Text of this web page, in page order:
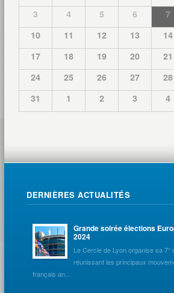
3
4 5 6 7
10
11 12 13 14
17
18 19 20 21
24
25 26 27 28
31
1 2 3 4
DERNIÈRES ACTUALITÉS
Grande soirée élections
2024
Le Cercle de Lyon organise sa 7°
réunissant les principaux
français an...